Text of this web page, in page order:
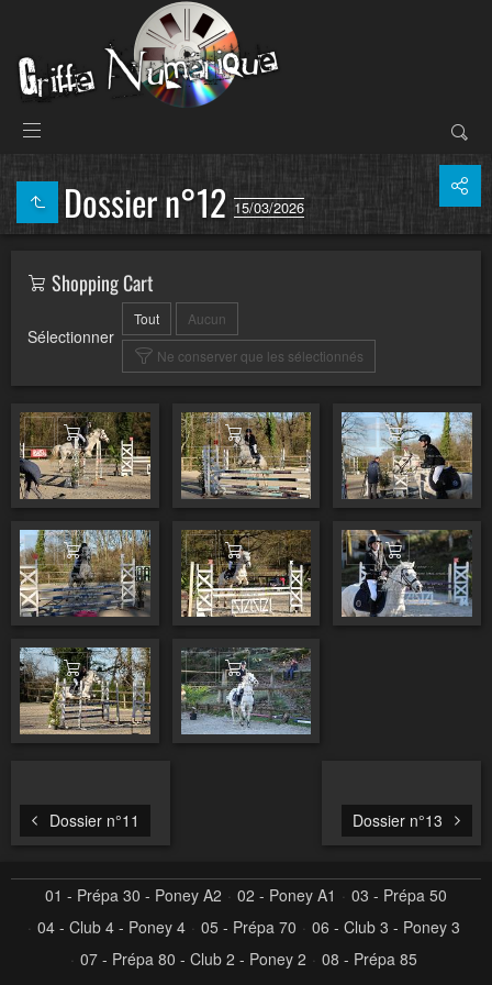
Dossier n°12 15/03/2026
Shopping Cart
Sélectionner
Tout
Aucun
Ne conserver que les sélectionnés
Ajouter au panier Ajouter au panier Ajouter au
Ajouter au panier Ajouter au panier Ajouter au
Ajouter au panier Ajouter au panier
Dossier n°11 Dossier n°13
01 - Prépa 30 - Poney A2 02 - Poney A1
03 - Prépa 50
04 - Club 4 - Poney 4
05 - Prépa 70
06 - Club 3 - Poney 3
07 - Prépa 80 - Club 2 - Poney 2
08 - Prépa 85